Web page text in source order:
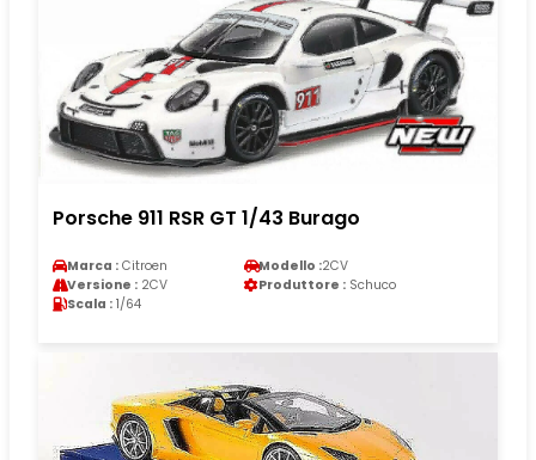
Porsche 911 RSR GT 1/43 Burago
Marca : Citroen Modello :2CV
Versione : 2CV Produttore : Schuco
Scala : 1/64